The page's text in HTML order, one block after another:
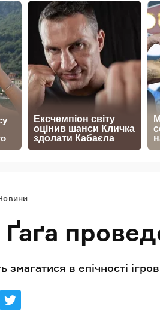
Ґаґа
в епічності